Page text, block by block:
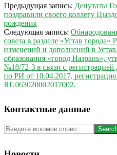
2017-
04-
13
Предыдущая запись: Депутаты
поздравили своего коллегу
рождения
Следующая запись:
совета в разделе «Устав
изменений и дополнений в
образования «город Назрань»,
№18/72-3 в связи с
по РИ от 10.04.2017,
RU063020002017002.
Контактные данные
Search